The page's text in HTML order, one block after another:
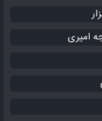
امیری